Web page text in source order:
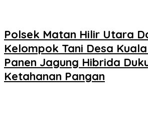
Polsek Matan Hilir Utara
Kelompok Tani Desa
Panen Jagung Hibrida
Ketahanan Pangan